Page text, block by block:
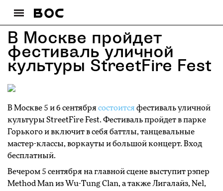
В Москве пройдет
фестиваль уличной
культуры StreetFire Fest
В Москве 5 и 6 сентябрясостоится фестиваль уличной
культуры StreetFire Fest. Фестиваль пройдет в парке
Горького и включит в себя баттлы, танцевальные
мастер-классы, воркауты и большой концерт. Вход
бесплатный.
Вечером 5 сентября на главной сцене выступит рэпер
Method Man из Wu-Tung Clan, а также Лигалайз, Nel,